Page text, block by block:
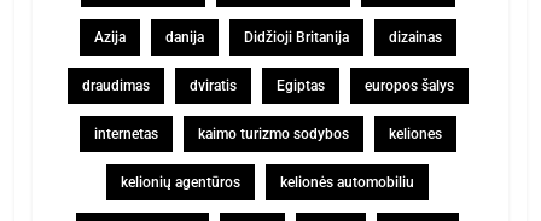
Azija danija Didžioji Britanija dizainas
draudimas dviratis Egiptas europos šalys
internetas kaimo turizmo sodybos keliones
kelionių agentūros kelionės automobiliu